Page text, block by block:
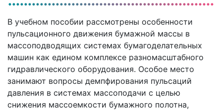
В учебном пособии рассмотрены особенности
пульсационного движения бумажной массы в
массоподводящих системах бумагоделательных
машин как едином комплексе разномасштабного
гидравлического оборудования. Особое место
занимают вопросы демпфирования пульсаций
давления в системах массоподачи с целью
снижения массоемкости бумажного полотна,